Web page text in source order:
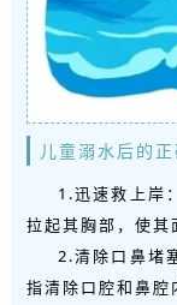
儿童溺水后的
1.迅速救上岸
拉起其胸部，使其
2.清除口鼻堵
指清除口腔和鼻腔